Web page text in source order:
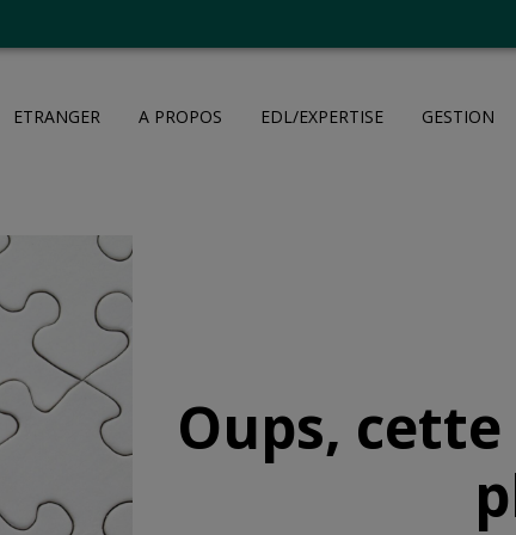
ETRANGER A PROPOS EDL/EXPERTISE GESTION
Oups,